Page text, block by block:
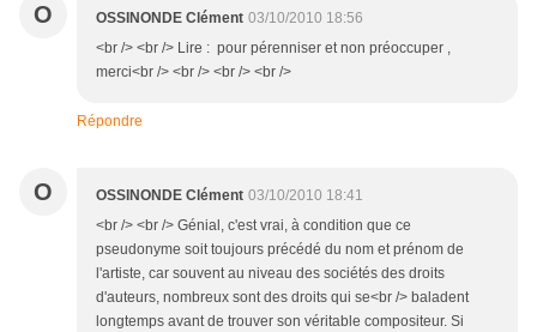
O OSSINONDE Clément 03/10/2010 18:56
<br /> <br /> Lire : pour pérenniser et non préoccuper ,
merci<br /> <br /> <br /> <br />
Répondre
O OSSINONDE Clément 03/10/2010 18:41
<br /> <br /> Génial, c'est vrai, à condition que ce
pseudonyme soit toujours précédé du nom et prénom de
l'artiste, car souvent au niveau des sociétés des droits
d'auteurs, nombreux sont des droits qui se<br /> baladent
longtemps avant de trouver son véritable compositeur. Si